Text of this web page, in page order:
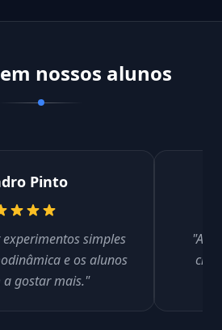
nossos alunos
Pinto
simples
e os alunos
a gostar mais."